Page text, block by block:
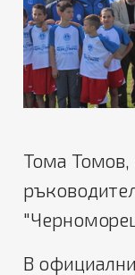
Тома Томов,
В